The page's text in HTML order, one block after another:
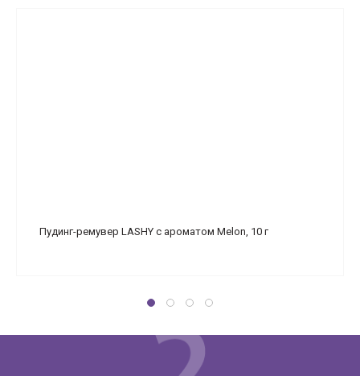
Пудинг-ремувер LASHY с ароматом Melon, 10 г